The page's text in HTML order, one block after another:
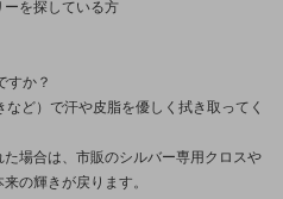
ーを探している方
すか？
ど）で汗や皮脂を優しく拭き取ってく
場合は、市販のシルバー専用クロスや
の輝きが戻ります。